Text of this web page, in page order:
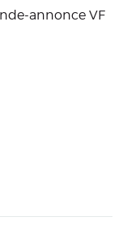
annonce VF